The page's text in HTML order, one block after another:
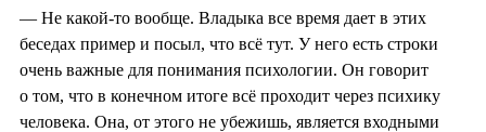
— Не какой-то вообще. Владыка все время дает в этих
беседах пример и посыл, что всё тут. У него есть строки
очень важные для понимания психологии. Он говорит
о том, что в конечном итоге всё проходит через психику
человека. Она, от этого не убежишь, является входными